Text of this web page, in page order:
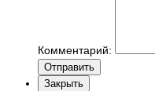
Комментарий:
Отправить
Закрыть